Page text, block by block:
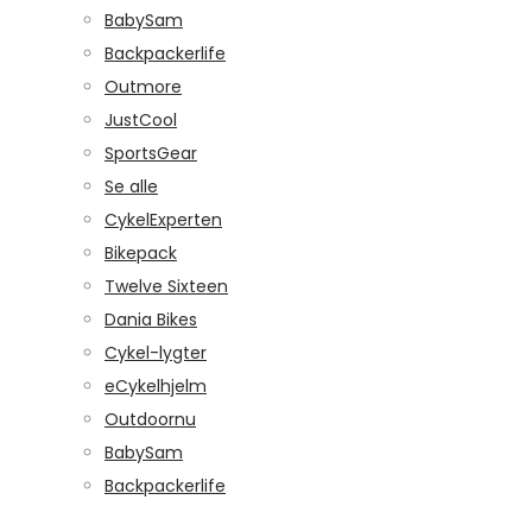
BabySam
Backpackerlife
Outmore
JustCool
SportsGear
Se alle
CykelExperten
Bikepack
Twelve Sixteen
Dania Bikes
Cykel-lygter
eCykelhjelm
Outdoornu
BabySam
Backpackerlife